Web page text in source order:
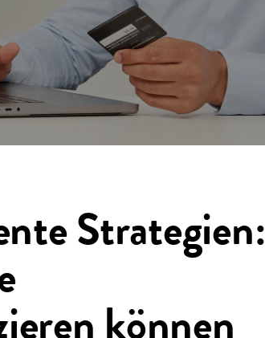
Strategien:
können